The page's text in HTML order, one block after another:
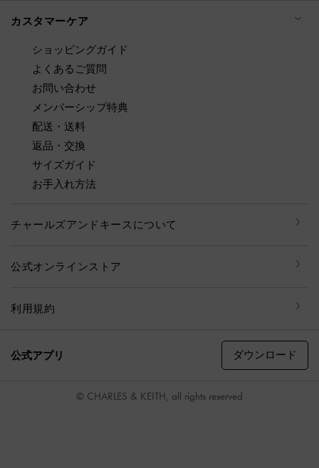
カスタマーケア
ショッピングガイド
よくあるご質問
お問い合わせ
メンバーシップ特典
配送・送料
返品・交換
サイズガイド
お手入れ方法
チャールズアンドキースについて
公式オンラインストア
利用規約
公式アプリ ダウンロード
© CHARLES & KEITH, all rights reserved